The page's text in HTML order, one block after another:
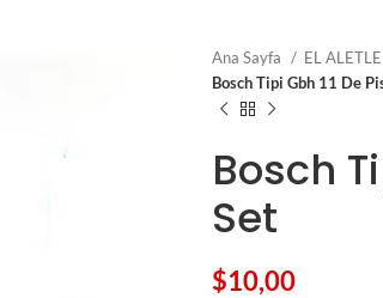
Ana Sayfa EL
Bosch Tipi Gbh 11 De
Bosch
Set
$10,00